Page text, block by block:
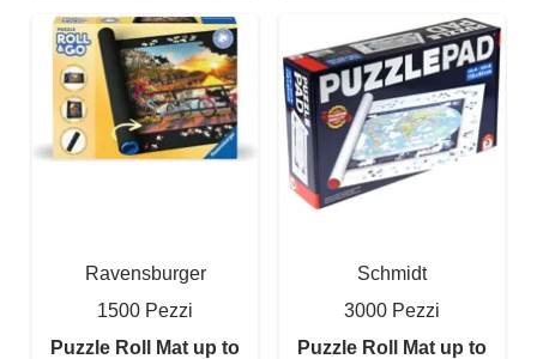
Ravensburger
1500 Pezzi
Puzzle Roll Mat up to
Schmidt
3000 Pezzi
Puzzle Roll Mat up to